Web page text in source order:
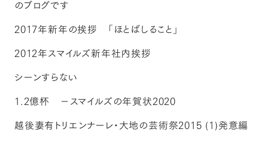
のブログです
2017年新年の挨拶 「ほとばしること」
2012年スマイルズ新年社内挨拶
シーンすらない
1.2億杯 －スマイルズの年賀状2020
越後妻有トリエンナーレ・大地の芸術祭2015 (1)発意編